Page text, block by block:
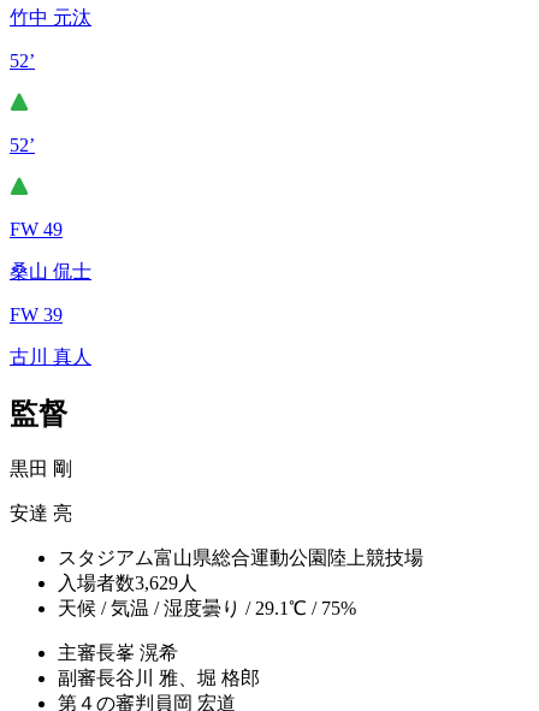
竹中 元汰
52’
52’
FW 49
桑山 侃士
FW 39
古川 真人
監督
黒田 剛
安達 亮
スタジアム富山県総合運動公園陸上競技場
入場者数3,629人
天候 / 気温 / 湿度曇り / 29.1℃ / 75%
主審長峯 滉希
副審長谷川 雅、堀 格郎
第４の審判員 岡 宏道